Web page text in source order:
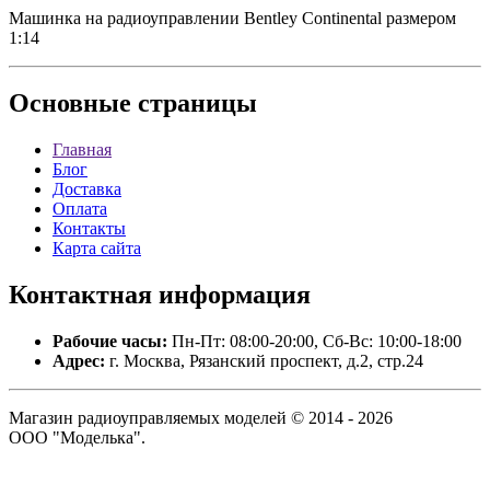
Машинка на радиоуправлении Bentley Continental размером
1:14
Основные страницы
Главная
Блог
Доставка
Оплата
Контакты
Карта сайта
Контактная информация
Рабочие часы: Пн-Пт: 08:00-20:00, Сб-Вс: 10:00-18:00
Адрес: г. Москва, Рязанский проспект, д.2, стр.24
Магазин радиоуправляемых моделей © 2014 - 2026
ООО "Моделька".